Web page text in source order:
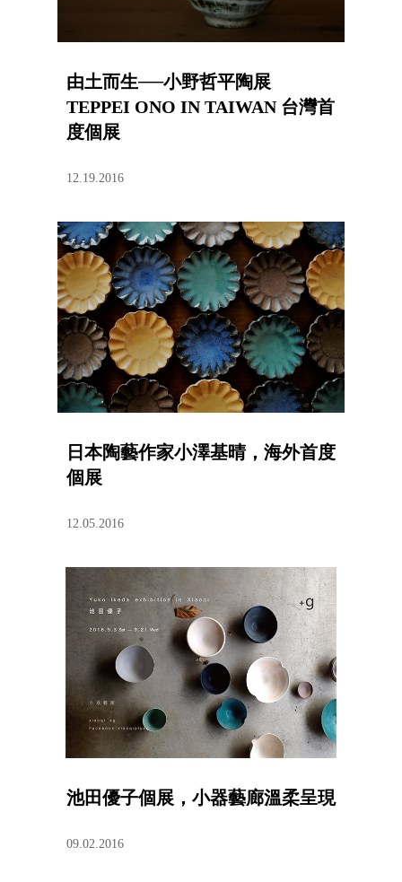
由土而生──小野哲平陶展
TEPPEI ONO IN TAIWAN 台灣首
度個展
12.19.2016
日本陶藝作家小澤基晴，海外首度
個展
12.05.2016
池田優子個展，小器藝廊溫柔呈現
09.02.2016